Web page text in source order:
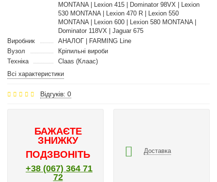
MONTANA | Lexion 415 | Dominator 98VX | Lexion
530 MONTANA | Lexion 470 R | Lexion 550
MONTANA | Lexion 600 | Lexion 580 MONTANA |
Dominator 118VX | Jaguar 675
Виробник
АНАЛОГ | FARMING Line
Вузол
Кріпильні вироби
Техніка
Claas (Клаас)
Всі характеристики
Відгуків: 0
БАЖАЄТЕ
ЗНИЖКУ
ПОДЗВОНІТЬ
+38 (067) 364 71
72
Доставка